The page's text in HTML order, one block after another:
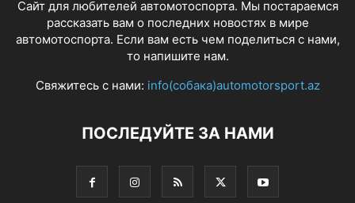
Сайт для любителей автомотоспорта. Мы постараемся
рассказать вам о последних новостях в мире
автомотоспорта. Если вам есть чем поделиться с нами,
то напишите нам.
Свяжитесь с нами: info(собака)automotorsport.az
ПОСЛЕДУЙТЕ ЗА НАМИ